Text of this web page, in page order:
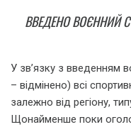
ВВЕДЕНО ВОЄННИЙ
У зв’язку з введенням
– відмінено) всі
залежно від регіону,
Щонайменше поки